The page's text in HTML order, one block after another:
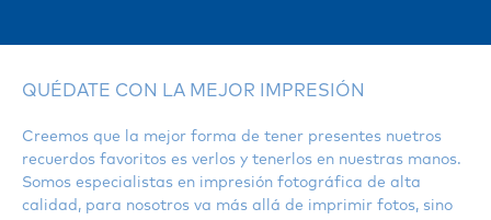
QUÉDATE CON LA MEJOR IMPRESIÓN
Creemos que la mejor forma de tener presentes nuetros
recuerdos favoritos es verlos y tenerlos en nuestras manos.
Somos especialistas en impresión fotográfica de alta
calidad, para nosotros va más allá de imprimir fotos, sino